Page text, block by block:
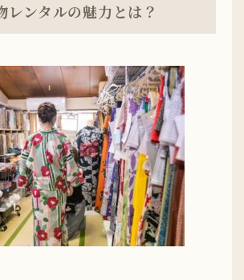
レンタルの魅力とは？